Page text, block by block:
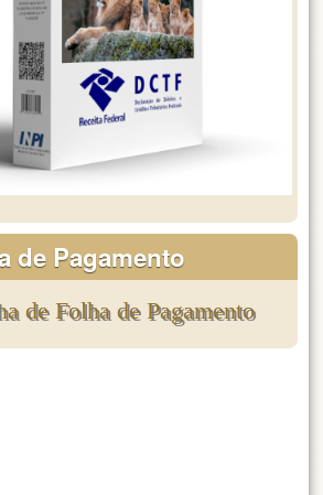
de Pagamento
de Folha de Pagamento